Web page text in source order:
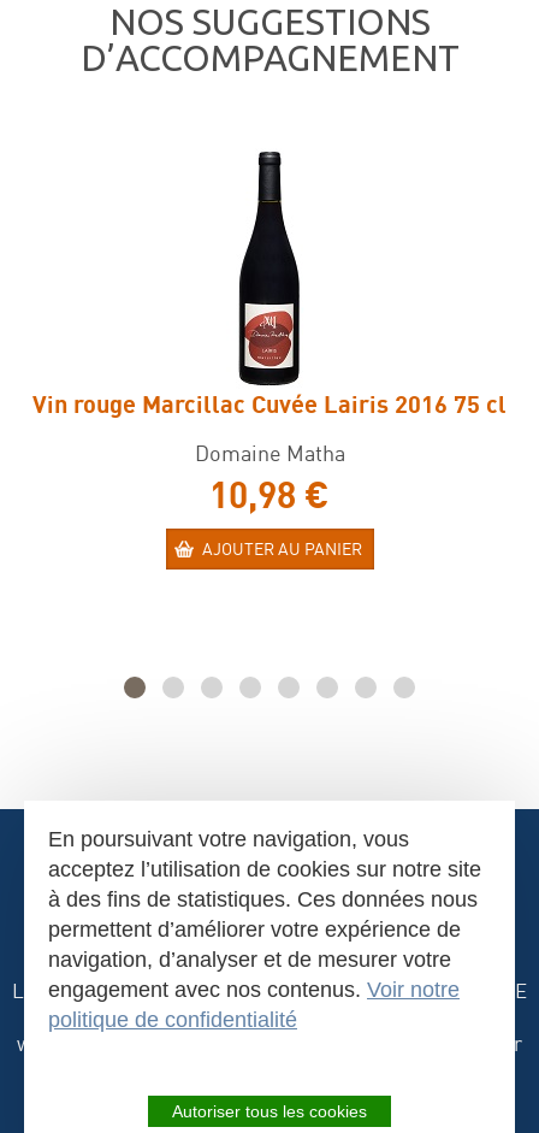
NOS SUGGESTIONS
D’ACCOMPAGNEMENT
Vin rouge Marcillac Cuvée Lairis 2016 75 cl
Domaine Matha
10,98 €
AJOUTER AU PANIER
La Naucelloise-Z.A. de Merlin-12800 NAUCELLE-GARE
- AVEYRON -Tél.05 65 69 20 20
www.lanaucelloise.fr
contact@lanaucelloise.fr
Frais de port
Conditions de vente
En poursuivant votre navigation, vous
acceptez l’utilisation de cookies sur notre site
à des fins de statistiques. Ces données nous
permettent d’améliorer votre expérience de
navigation, d’analyser et de mesurer votre
engagement avec nos contenus. Voir notre
politique de confidentialité
Autoriser tous les cookies